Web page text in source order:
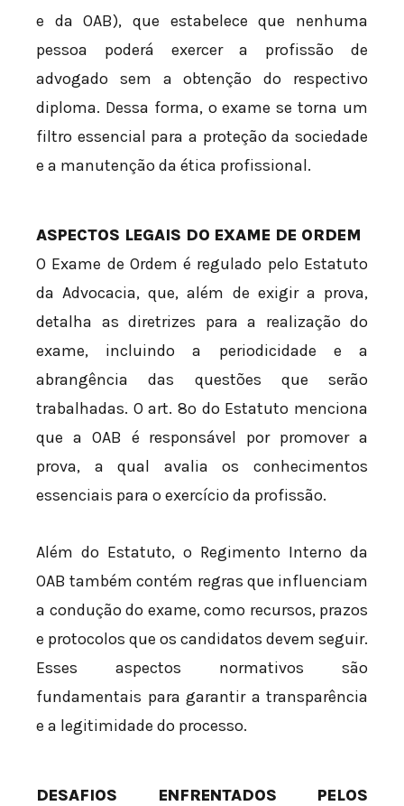
e da OAB), que estabelece que nenhuma
pessoa poderá exercer a profissão de
advogado sem a obtenção do respectivo
diploma. Dessa forma, o exame se torna um
filtro essencial para a proteção da sociedade
e a manutenção da ética profissional.
ASPECTOS LEGAIS DO EXAME DE ORDEM
O Exame de Ordem é regulado pelo Estatuto
da Advocacia, que, além de exigir a prova,
detalha as diretrizes para a realização do
exame, incluindo a periodicidade e a
abrangência das questões que serão
trabalhadas. O art. 8º do Estatuto menciona
que a OAB é responsável por promover a
prova, a qual avalia os conhecimentos
essenciais para o exercício da profissão.
Além do Estatuto, o Regimento Interno da
OAB também contém regras que influenciam
a condução do exame, como recursos, prazos
e protocolos que os candidatos devem seguir.
Esses aspectos normativos são
fundamentais para garantir a transparência
e a legitimidade do processo.
DESAFIOS ENFRENTADOS PELOS